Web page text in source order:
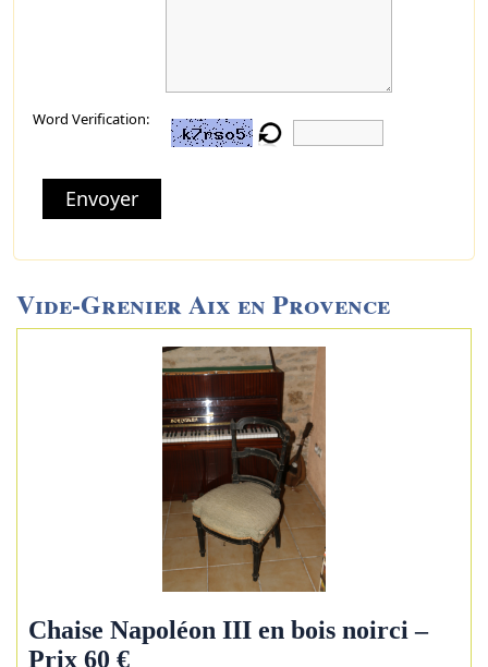
Word Verification:
Envoyer
Vide-Grenier Aix en Provence
Chaise Napoléon III en bois noirci –
Prix 60 €